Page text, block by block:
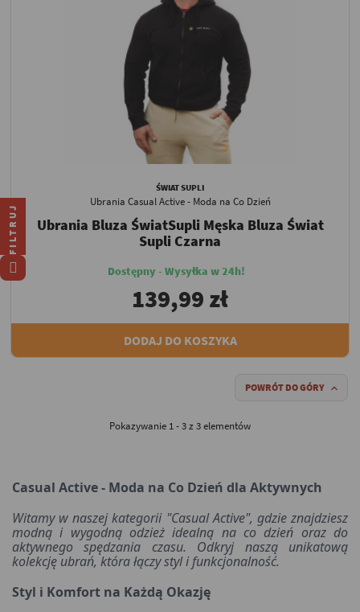
ŚWIAT SUPLI
Ubrania Casual Active - Moda na Co Dzień
Ubrania Bluza ŚwiatSupli Męska Bluza Świat
Supli Czarna
Dostępny - Wysyłka w 24h!
139,99 zł
DODAJ DO KOSZYKA
POWRÓT DO GÓRY 
Pokazywanie 1 - 3 z 3 elementów
Casual Active - Moda na Co Dzień dla Aktywnych
Witamy w naszej kategorii "Casual Active", gdzie znajdziesz
modną i wygodną odzież idealną na co dzień oraz do
aktywnego spędzania czasu. Odkryj naszą unikatową
kolekcję ubrań, która łączy styl i funkcjonalność.
Styl i Komfort na Każdą Okazję
FILTRUJ